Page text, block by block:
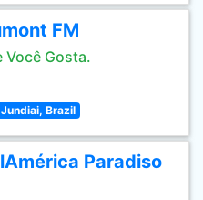
FM
Você Gosta.
Jundiai, Brazil
Paradiso